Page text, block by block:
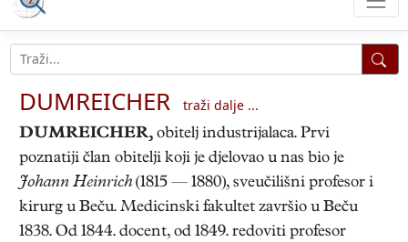
DUMREICHER
traži dalje ...
DUMREICHER, obitelj industrijalaca. Prvi
poznatiji član obitelji koji je djelovao u nas bio je
Johann Heinrich(1815 — 1880), sveučilišni profesor i
kirurg u Beču. Medicinski fakultet završio u Beču
1838. Od 1844. docent, od 1849. redoviti profesor